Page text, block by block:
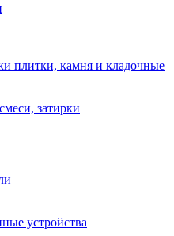
плитки, камня и кладочные
затирки
устройства